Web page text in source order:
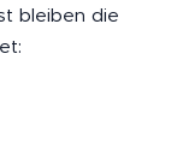
bleiben die